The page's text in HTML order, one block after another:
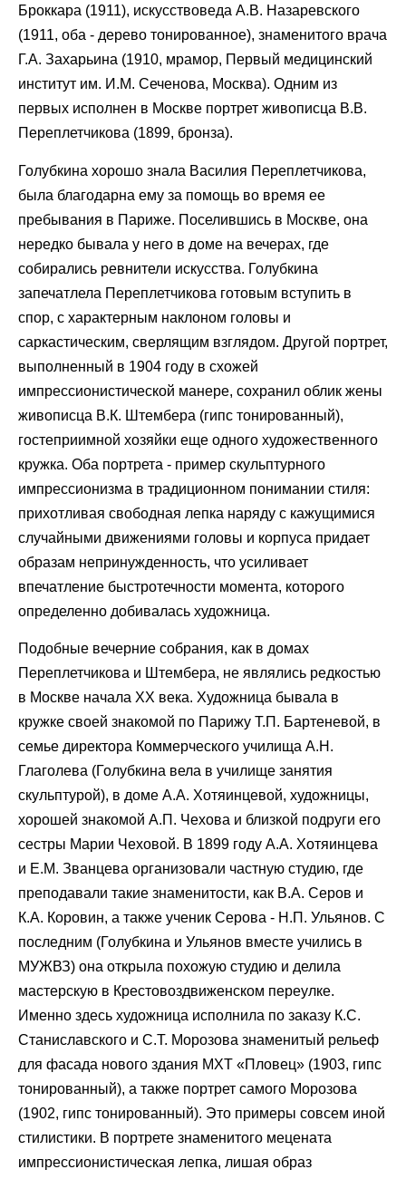
Броккара (1911), искусствоведа А.В. Назаревского
(1911, оба - дерево тонированное), знаменитого врача
Г.А. Захарьина (1910, мрамор, Первый медицинский
институт им. И.М. Сеченова, Москва). Одним из
первых исполнен в Москве портрет живописца В.В.
Переплетчикова (1899, бронза).
Голубкина хорошо знала Василия Переплетчикова,
была благодарна ему за помощь во время ее
пребывания в Париже. Поселившись в Москве, она
нередко бывала у него в доме на вечерах, где
собирались ревнители искусства. Голубкина
запечатлела Переплетчикова готовым вступить в
спор, с характерным наклоном головы и
саркастическим, сверлящим взглядом. Другой портрет,
выполненный в 1904 году в схожей
импрессионистической манере, сохранил облик жены
живописца В.К. Штембера (гипс тонированный),
гостеприимной хозяйки еще одного художественного
кружка. Оба портрета - пример скульптурного
импрессионизма в традиционном понимании стиля:
прихотливая свободная лепка наряду с кажущимися
случайными движениями головы и корпуса придает
образам непринужденность, что усиливает
впечатление быстротечности момента, которого
определенно добивалась художница.
Подобные вечерние собрания, как в домах
Переплетчикова и Штембера, не являлись редкостью
в Москве начала XX века. Художница бывала в
кружке своей знакомой по Парижу Т.П. Бартеневой, в
семье директора Коммерческого училища А.Н.
Глаголева (Голубкина вела в училище занятия
скульптурой), в доме А.А. Хотяинцевой, художницы,
хорошей знакомой А.П. Чехова и близкой подруги его
сестры Марии Чеховой. В 1899 году А.А. Хотяинцева
и Е.М. Званцева организовали частную студию, где
преподавали такие знаменитости, как В.А. Серов и
К.А. Коровин, а также ученик Серова - Н.П. Ульянов. С
последним (Голубкина и Ульянов вместе учились в
МУЖВЗ) она открыла похожую студию и делила
мастерскую в Крестовоздвиженском переулке.
Именно здесь художница исполнила по заказу К.С.
Станиславского и С.Т. Морозова знаменитый рельеф
для фасада нового здания МХТ «Пловец» (1903, гипс
тонированный), а также портрет самого Морозова
(1902, гипс тонированный). Это примеры совсем иной
стилистики. В портрете знаменитого мецената
импрессионистическая лепка, лишая образ